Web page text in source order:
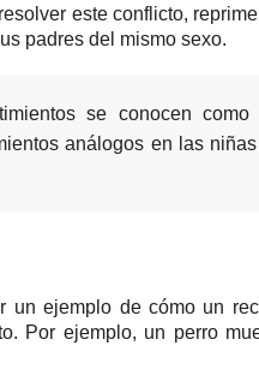
este conflicto,
padres del mismo sexo.
se conocen
análogos en las
un ejemplo de cómo un
Por ejemplo, un perro